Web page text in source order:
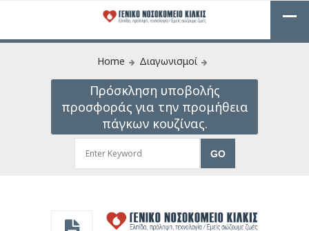
Home Διαγωνισμοί
Πρόσκληση υποβολής
προσφοράς για την προμήθεια
πάγκων κουζίνας.